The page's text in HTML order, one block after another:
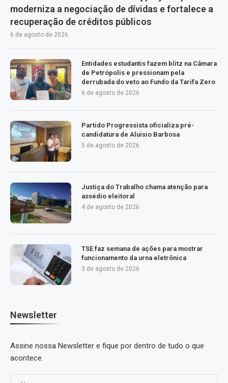
moderniza a negociação de dívidas e fortalece a
recuperação de créditos públicos
6 de agosto de 2026
Entidades estudantis fazem blitz na Câmara
de Petrópolis e pressionam pela
derrubada do veto ao Fundo da Tarifa Zero
6 de agosto de 2026
Partido Progressista oficializa pré-
candidatura de Aluísio Barbosa
5 de agosto de 2026
Justiça do Trabalho chama atenção para
assédio eleitoral
4 de agosto de 2026
TSE faz semana de ações para mostrar
funcionamento da urna eletrônica
3 de agosto de 2026
Newsletter
Assine nossa Newsletter e fique por dentro de tudo o que
acontece.